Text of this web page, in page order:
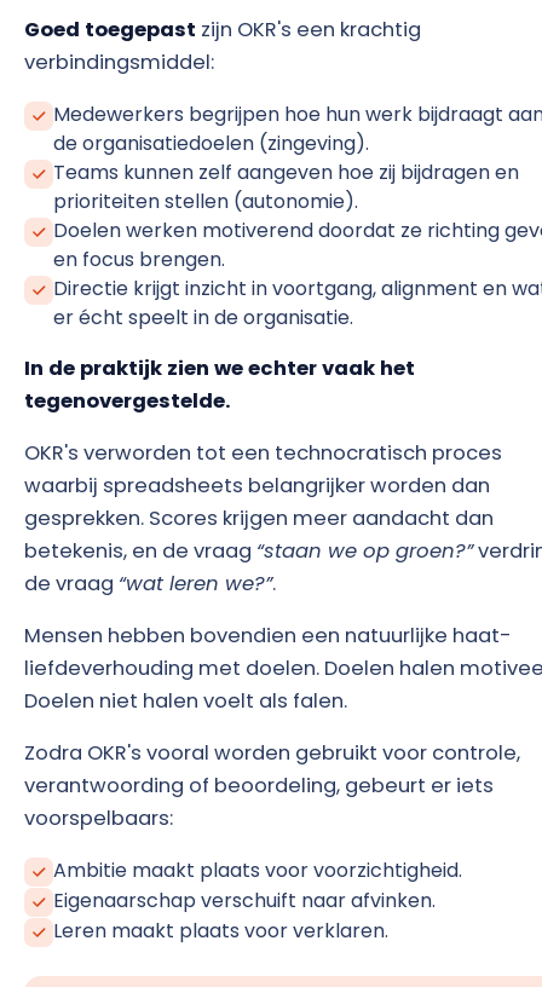
Goed toegepast zijn OKR's een krachtig
verbindingsmiddel:
Medewerkers begrijpen hoe hun werk bijdraagt
de organisatiedoelen (zingeving).
Teams kunnen zelf aangeven hoe zij bijdragen en
prioriteiten stellen (autonomie).
Doelen werken motiverend doordat ze richting
en focus brengen.
Directie krijgt inzicht in voortgang, alignment en
er écht speelt in de organisatie.
In de praktijk zien we echter vaak het
tegenovergestelde.
OKR's verworden tot een technocratisch proces
waarbij spreadsheets belangrijker worden dan
gesprekken. Scores krijgen meer aandacht dan
betekenis, en de vraag “staan we op groen?”
de vraag “wat leren we?”.
Mensen hebben bovendien een natuurlijke haat-
liefdeverhouding met doelen. Doelen halen
Doelen niet halen voelt als falen.
Zodra OKR's vooral worden gebruikt voor controle,
verantwoording of beoordeling, gebeurt er iets
voorspelbaars:
Ambitie maakt plaats voor voorzichtigheid.
Eigenaarschap verschuift naar afvinken.
Leren maakt plaats voor verklaren.